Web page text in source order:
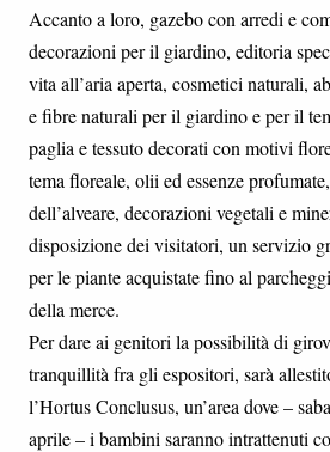
Accanto a loro, gazebo con arredi e
decorazioni per il giardino, editoria
vita all’aria aperta, cosmetici naturali,
e fibre naturali per il giardino e per il
paglia e tessuto decorati con motivi
tema floreale, olii ed essenze
dell’alveare, decorazioni vegetali e
disposizione dei visitatori, un servizio
per le piante acquistate fino al
della merce.
Per dare ai genitori la possibilità di
tranquillità fra gli espositori, sarà
l’Hortus Conclusus, un’area dove –
aprile – i bambini saranno intrattenuti